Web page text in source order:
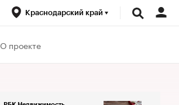
Краснодарский край
О проекте